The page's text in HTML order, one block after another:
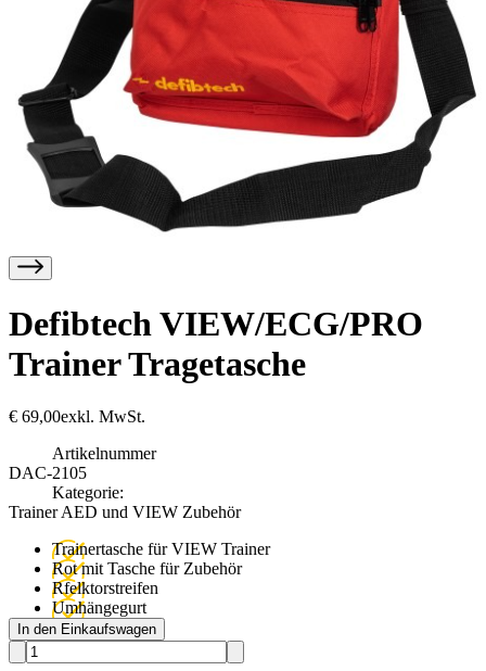
Defibtech VIEW/ECG/PRO
Trainer Tragetasche
€ 69,00exkl. MwSt.
Artikelnummer
DAC-2105
Kategorie:
Trainer AED und VIEW Zubehör
Trainertasche für VIEW Trainer
Rot mit Tasche für Zubehör
Rfelktorstreifen
Umhängegurt
In den Einkaufswagen